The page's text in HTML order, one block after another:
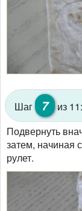
Шаг 7
из 11:
Подвернуть
затем, начиная
рулет.